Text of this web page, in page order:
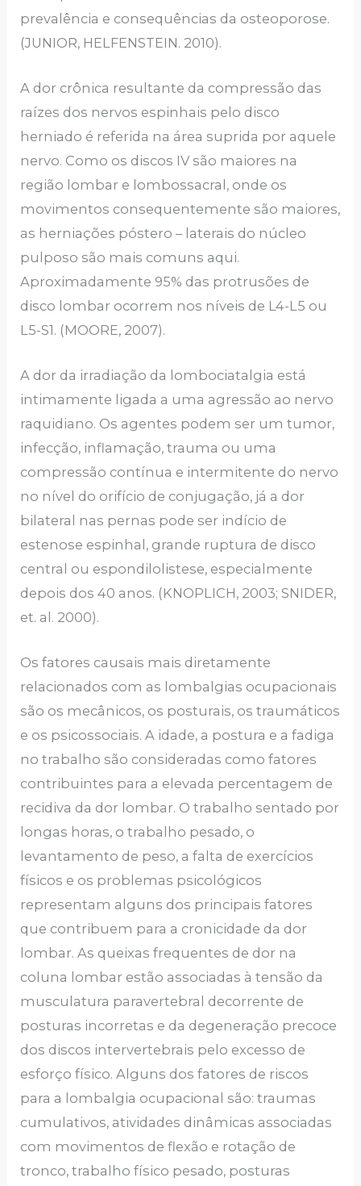
prevalência e consequências da osteoporose.
(JUNIOR, HELFENSTEIN. 2010).
A dor crônica resultante da compressão das
raízes dos nervos espinhais pelo disco
herniado é referida na área suprida por aquele
nervo. Como os discos IV são maiores na
região lombar e lombossacral, onde os
movimentos consequentemente são maiores,
as herniações póstero – laterais do núcleo
pulposo são mais comuns aqui.
Aproximadamente 95% das protrusões de
disco lombar ocorrem nos níveis de L4-L5 ou
L5-S1. (MOORE, 2007).
A dor da irradiação da lombociatalgia está
intimamente ligada a uma agressão ao nervo
raquidiano. Os agentes podem ser um tumor,
infecção, inflamação, trauma ou uma
compressão contínua e intermitente do nervo
no nível do orifício de conjugação, já a dor
bilateral nas pernas pode ser indício de
estenose espinhal, grande ruptura de disco
central ou espondilolistese, especialmente
depois dos 40 anos. (KNOPLICH, 2003; SNIDER,
et. al. 2000).
Os fatores causais mais diretamente
relacionados com as lombalgias ocupacionais
são os mecânicos, os posturais, os traumáticos
e os psicossociais. A idade, a postura e a fadiga
no trabalho são consideradas como fatores
contribuintes para a elevada percentagem de
recidiva da dor lombar. O trabalho sentado por
longas horas, o trabalho pesado, o
levantamento de peso, a falta de exercícios
físicos e os problemas psicológicos
representam alguns dos principais fatores
que contribuem para a cronicidade da dor
lombar. As queixas frequentes de dor na
coluna lombar estão associadas à tensão da
musculatura paravertebral decorrente de
posturas incorretas e da degeneração precoce
dos discos intervertebrais pelo excesso de
esforço físico. Alguns dos fatores de riscos
para a lombalgia ocupacional são: traumas
cumulativos, atividades dinâmicas associadas
com movimentos de flexão e rotação de
tronco, trabalho físico pesado, posturas